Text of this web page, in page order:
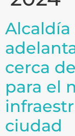
Alcaldía
cerca
para el
ciudad